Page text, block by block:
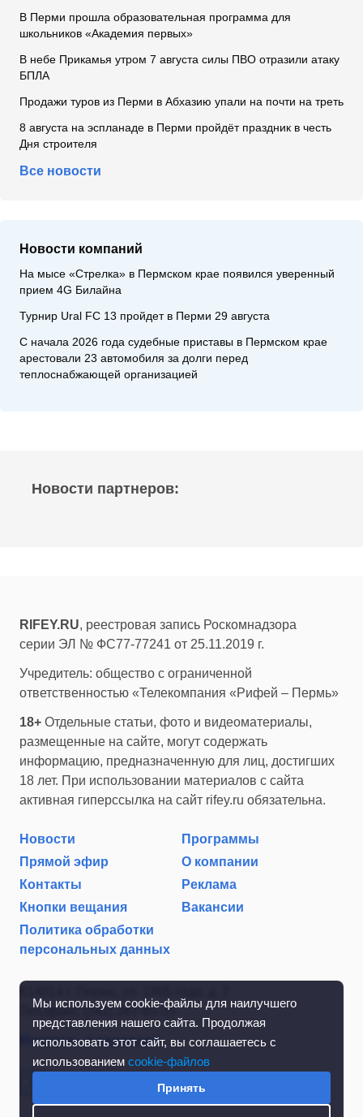
Мы используем cookie-файлы для наилучшего
представления нашего сайта. Продолжая
использовать этот сайт, вы соглашаетесь с
использованием cookie-файлов
Принять
В Перми прошла образовательная программа для
школьников «Академия первых»
В небе Прикамья утром 7 августа силы ПВО отразили атаку
БПЛА
Продажи туров из Перми в Абхазию упали на почти на треть
8 августа на эспланаде в Перми пройдёт праздник в честь
Дня строителя
Все новости
Новости компаний
На мысе «Стрелка» в Пермском крае появился уверенный
прием 4G Билайна
Турнир Ural FC 13 пройдет в Перми 29 августа
С начала 2026 года судебные приставы в Пермском крае
арестовали 23 автомобиля за долги перед
теплоснабжающей организацией
Новости партнеров:
RIFEY.RU, реестровая запись Роскомнадзора
серии ЭЛ № ФС77-77241 от 25.11.2019 г.
Учредитель: общество с ограниченной
ответственностью «Телекомпания «Рифей – Пермь»
18+ Отдельные статьи, фото и видеоматериалы,
размещенные на сайте, могут содержать
информацию, предназначенную для лиц, достигших
18 лет. При использовании материалов с сайта
активная гиперссылка на сайт rifey.ru обязательна.
Новости
Программы
Прямой эфир
О компании
Контакты
Реклама
Кнопки вещания
Вакансии
Политика обработки
персональных данных
Тел./факс: (342) 267-85-35
Написать в редакцию